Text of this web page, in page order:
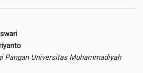
Pangan Universitas Muhammadiyah